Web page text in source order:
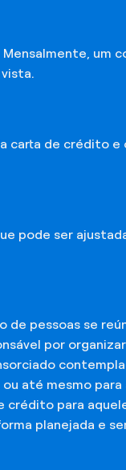
um
carta de crédito e
pode ser
de pessoas se
por
até mesmo para
crédito para
planejada e